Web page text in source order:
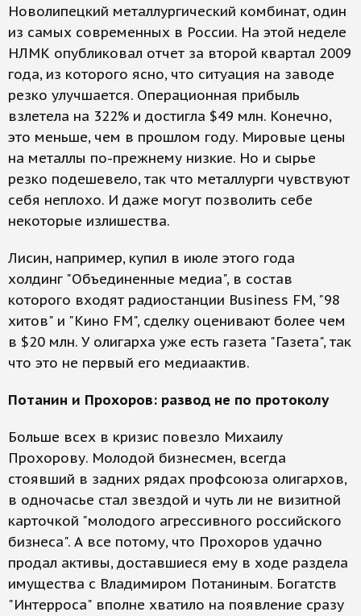
Новолипецкий металлургический комбинат, один
из самых современных в России. На этой неделе
НЛМК опубликовал отчет за второй квартал 2009
года, из которого ясно, что ситуация на заводе
резко улучшается. Операционная прибыль
взлетела на 322% и достигла $49 млн. Конечно,
это меньше, чем в прошлом году. Мировые цены
на металлы по-прежнему низкие. Но и сырье
резко подешевело, так что металлурги чувствуют
себя неплохо. И даже могут позволить себе
некоторые излишества.
Лисин, например, купил в июле этого года
холдинг "Объединенные медиа", в состав
которого входят радиостанции Business FM, "98
хитов" и "Кино FM", сделку оценивают более чем
в $20 млн. У олигарха уже есть газета "Газета", так
что это не первый его медиаактив.
Потанин и Прохоров: развод не по протоколу
Больше всех в кризис повезло Михаилу
Прохорову. Молодой бизнесмен, всегда
стоявший в задних рядах профсоюза олигархов,
в одночасье стал звездой и чуть ли не визитной
карточкой "молодого агрессивного российского
бизнеса". А все потому, что Прохоров удачно
продал активы, доставшиеся ему в ходе раздела
имущества с Владимиром Потаниным. Богатств
"Интерроса" вполне хватило на появление сразу